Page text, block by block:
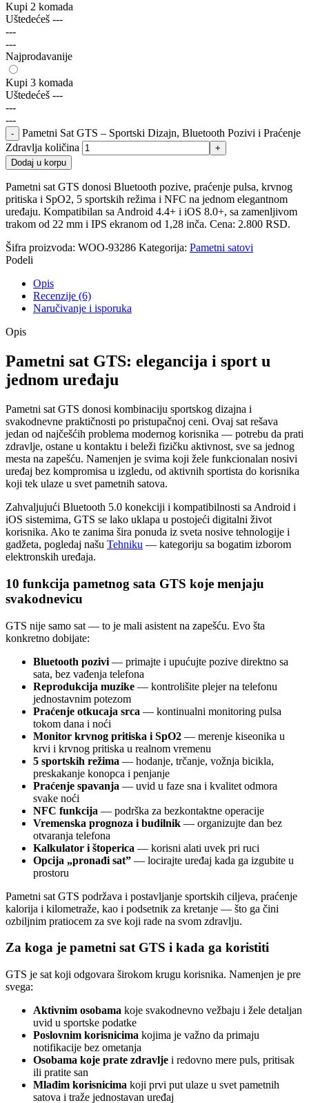
Kupi 2 komada
Uštedećeš ---
---
---
Najprodavanije
Kupi 3 komada
Uštedećeš ---
---
---
Pametni Sat GTS – Sportski Dizajn, Bluetooth Pozivi i Praćenje
Zdravlja količina
Dodaj u korpu
Pametni sat GTS donosi Bluetooth pozive, praćenje pulsa, krvnog
pritiska i SpO2, 5 sportskih režima i NFC na jednom elegantnom
uređaju. Kompatibilan sa Android 4.4+ i iOS 8.0+, sa zamenljivom
trakom od 22 mm i IPS ekranom od 1,28 inča. Cena: 2.800 RSD.
Šifra proizvoda: WOO-93286 Kategorija: Pametni satovi
Podeli
Opis
Recenzije (6)
Naručivanje i isporuka
Opis
Pametni sat GTS: elegancija i sport u
jednom uređaju
Pametni sat GTS donosi kombinaciju sportskog dizajna i
svakodnevne praktičnosti po pristupačnoj ceni. Ovaj sat rešava
jedan od najčešćih problema modernog korisnika — potrebu da prati
zdravlje, ostane u kontaktu i beleži fizičku aktivnost, sve sa jednog
mesta na zapešću. Namenjen je svima koji žele funkcionalan nosivi
uređaj bez kompromisa u izgledu, od aktivnih sportista do korisnika
koji tek ulaze u svet pametnih satova.
Zahvaljujući Bluetooth 5.0 konekciji i kompatibilnosti sa Android i
iOS sistemima, GTS se lako uklapa u postojeći digitalni život
korisnika. Ako te zanima šira ponuda iz sveta nosive tehnologije i
gadžeta, pogledaj našu Tehniku — kategoriju sa bogatim izborom
elektronskih uređaja.
10 funkcija pametnog sata GTS koje menjaju
svakodnevicu
GTS nije samo sat — to je mali asistent na zapešću. Evo šta
konkretno dobijate:
Bluetooth pozivi — primajte i upućujte pozive direktno sa
sata, bez vađenja telefona
Reprodukcija muzike — kontrolišite plejer na telefonu
jednostavnim potezom
Praćenje otkucaja srca — kontinualni monitoring pulsa
tokom dana i noći
Monitor krvnog pritiska i SpO2 — merenje kiseonika u
krvi i krvnog pritiska u realnom vremenu
5 sportskih režima — hodanje, trčanje, vožnja bicikla,
preskakanje konopca i penjanje
Praćenje spavanja — uvid u faze sna i kvalitet odmora
svake noći
NFC funkcija — podrška za bezkontaktne operacije
Vremenska prognoza i budilnik — organizujte dan bez
otvaranja telefona
Kalkulator i štoperica — korisni alati uvek pri ruci
Opcija „pronađi sat” — locirajte uređaj kada ga izgubite u
prostoru
Pametni sat GTS podržava i postavljanje sportskih ciljeva, praćenje
kalorija i kilometraže, kao i podsetnik za kretanje — što ga čini
ozbiljnim pratiocem za sve koji rade na svom zdravlju.
Za koga je pametni sat GTS i kada ga koristiti
GTS je sat koji odgovara širokom krugu korisnika. Namenjen je pre
svega:
Aktivnim osobama koje svakodnevno vežbaju i žele detaljan
uvid u sportske podatke
Poslovnim korisnicima kojima je važno da primaju
notifikacije bez ometanja
Osobama koje prate zdravlje i redovno mere puls, pritisak
ili pratite san
Mlađim korisnicima koji prvi put ulaze u svet pametnih
satova i traže jednostavan uređaj